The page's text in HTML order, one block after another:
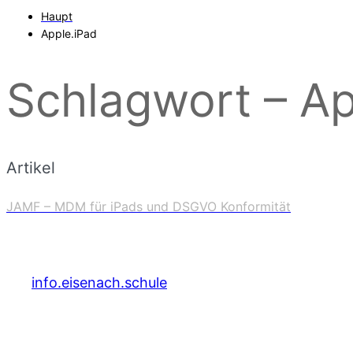
Haupt
Apple.iPad
Schlagwort –
Artikel
JAMF – MDM für iPads und DSGVO Konformität
info.eisenach.schule